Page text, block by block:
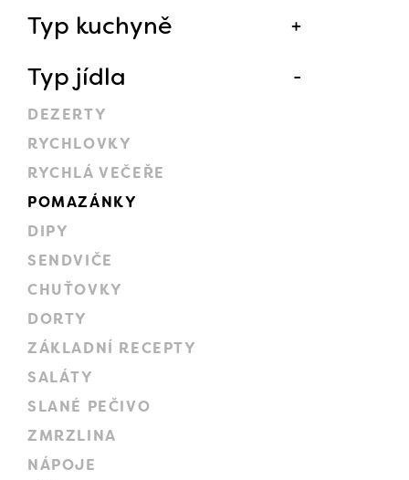
Typ kuchyně
Typ jídla
DEZERTY
RYCHLOVKY
RYCHLÁ VEČEŘE
POMAZÁNKY
DIPY
SENDVIČE
CHUŤOVKY
DORTY
ZÁKLADNÍ RECEPTY
SALÁTY
SLANÉ PEČIVO
ZMRZLINA
NÁPOJE